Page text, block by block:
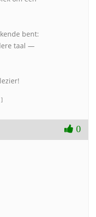
bent:
taal —
0